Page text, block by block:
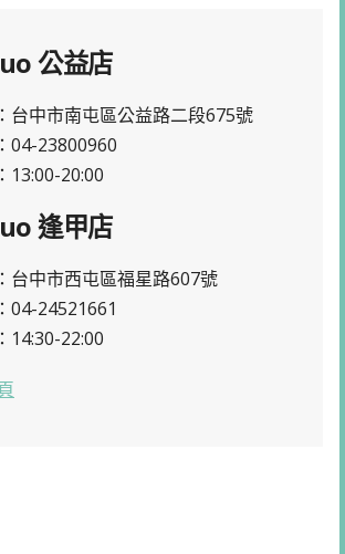
公益店
台中市南屯區公益路二段675號
04-23800960
13:00-20:00
逢甲店
台中市西屯區福星路607號
04-24521661
14:30-22:00